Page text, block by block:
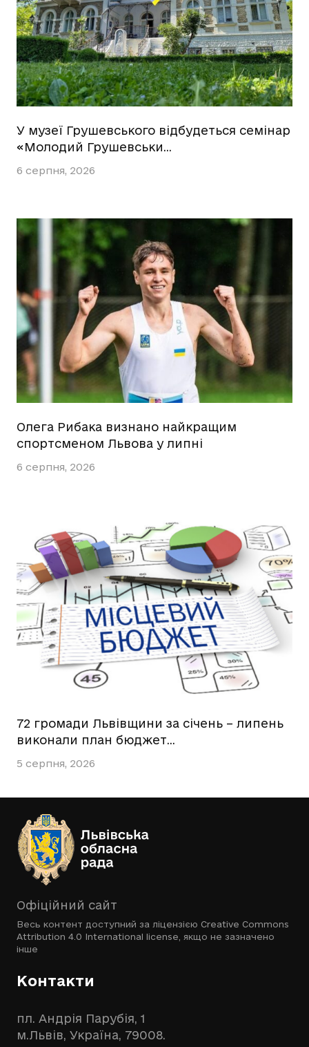
У музеї Грушевського відбудеться семінар
«Молодий Грушевськи…
6 серпня, 2026
Олега Рибака визнано найкращим
спортсменом Львова у липні
6 серпня, 2026
72 громади Львівщини за січень – липень
виконали план бюджет…
5 серпня, 2026
Офіційний сайт
Весь контент доступний за ліцензією Creative Commons
Attribution 4.0 International license , якщо не зазначено
інше
Контакти
пл. Андрія Парубія, 1
м.Львів, Україна, 79008.